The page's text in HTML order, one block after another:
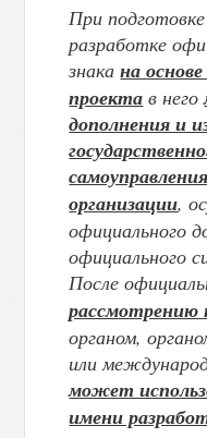
При
разработке
знакана
проекта в него
дополнения и
организации,
официального
официального
После
рассмотрению
органом,
или
может
имени